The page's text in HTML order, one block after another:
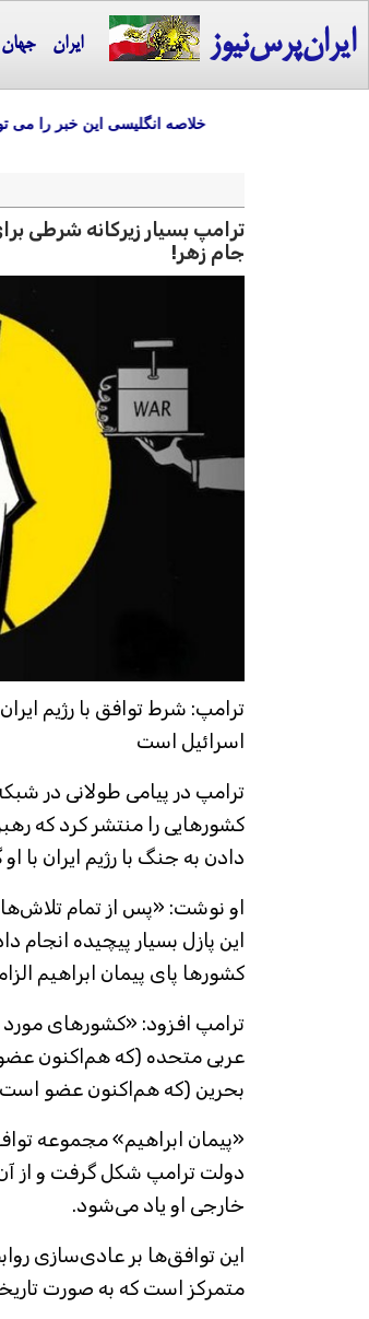
ایران‌پرس‌نیوز ایران جهان
خلاصه انگلیسی این خبر را می توانید
ترامپ بسیار زیرکانه شرطی
جام زهر!
ترامپ: شرط توافق با رژیم
اسرائیل است
ترامپ در پیامی طولانی در
کشورهایی را منتشر کرد که
دادن به جنگ با رژیم ایران با
او نوشت: «پس از تمام
این پازل بسیار پیچیده
کشورها پای پیمان ابراهیم
ترامپ افزود: «کشورهای مورد
عربی متحده (که هم‌اکنون عضو
بحرین (که هم‌اکنون عضو
دولت ترامپ شکل گرفت و از
خارجی او یاد می‌شود.
این توافق‌ها بر عادی‌سازی
متمرکز است که به صورت